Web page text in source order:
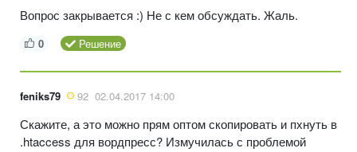
Вопрос закрывается :) Не с кем обсуждать. Жаль.
0 Решение
feniks79 92 02.04.2017 14:00
Скажите, а это можно прям оптом скопировать и пхнуть в
.htaccess для вордпресс? Измучилась с проблемой